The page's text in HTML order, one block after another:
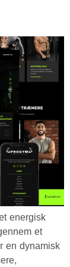
energisk
et
en dynamisk